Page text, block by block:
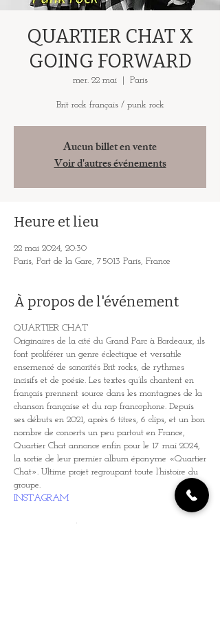
QUARTIER CHAT X
GOING FORWARD
mer. 22 mai
  |
Paris
Brit rock français / punk rock
Aucun billet en vente
Voir d'autres événements
Heure et lieu
22 mai 2024, 20:30
Paris, Port de la Gare, 75013 Paris, France
À propos de l'événement
QUARTIER CHAT
Originaires de la cité du Grand Parc à Bordeaux, ils
font proliférer un genre éclectique et versatile
ensemencé de sonorités Brit rocks, de rythmes
incisifs et de poésie. Les textes qu’ils chantent en
français prennent source dans les montagnes de la
chanson française et du rap francophone. Depuis
ses débuts en 2021, après 6 titres, 6 clips, et un bon
nombre de concerts un peu partout en France,
Quartier Chat annonce enfin pour le 17 mai 2024,
la sortie de leur premier album éponyme «Quartier
Chat». Ultime projet regroupant toute l’histoire du
groupe.
INSTAGRAM